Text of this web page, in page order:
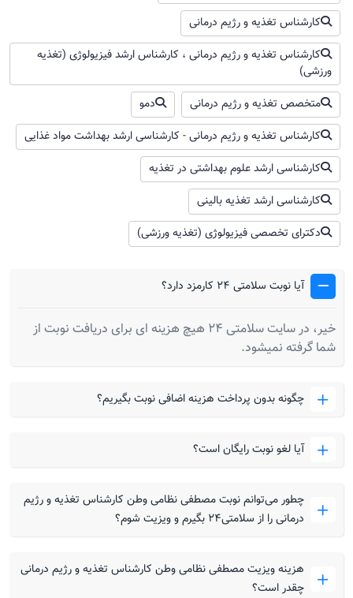
کارشناس تغذیه و رژیم درمانی
کارشناس تغذیه و رژیم درمانی ، کارشناس ارشد فیزیولوژی (تغذیه
ورزشی)
متخصص تغذیه و رژیم درمانی
دمو
کارشناس تغذیه و رژیم درمانی - کارشناسی ارشد بهداشت مواد غذایی
کارشناسی ارشد علوم بهداشتی در تغذیه
کارشناسی ارشد تغذیه بالینی
دکترای تخصصی فیزیولوژی (تغذیه ورزشی)
آیا نوبت سلامتی 24 کارمزد دارد؟
خیر، در سایت سلامتی 24 هیچ هزینه ای برای دریافت نوبت از
شما گرفته نمیشود.
چگونه بدون پرداخت هزینه اضافی نوبت بگیریم؟
آیا لغو نوبت رایگان است؟
چطور می‌توانم نوبت مصطفی نظامی وطن کارشناس تغذیه و رژیم
درمانی را از سلامتی۲۴ بگیرم و ویزیت شوم؟
هزینه ویزیت مصطفی نظامی وطن کارشناس تغذیه و رژیم درمانی
چقدر است؟